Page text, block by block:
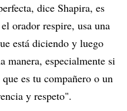
dice Shapira, es
orador respire, usa una
está diciendo y luego
manera, especialmente si
es tu compañero o un
y respeto".